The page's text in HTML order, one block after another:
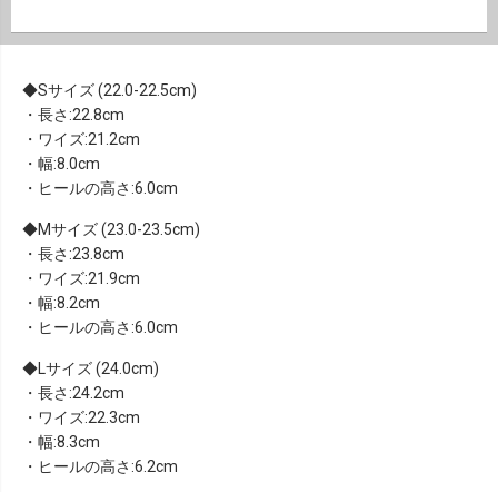
Sサイズ (22.0-22.5cm)
・長さ:22.8cm
・ワイズ:21.2cm
・幅:8.0cm
・ヒールの高さ:6.0cm
Mサイズ (23.0-23.5cm)
・長さ:23.8cm
・ワイズ:21.9cm
・幅:8.2cm
・ヒールの高さ:6.0cm
Lサイズ (24.0cm)
・長さ:24.2cm
・ワイズ:22.3cm
・幅:8.3cm
・ヒールの高さ:6.2cm